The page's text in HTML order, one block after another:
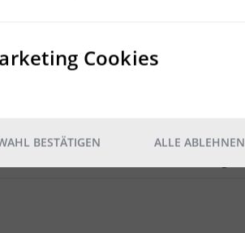
Cookies
BESTÄTIGEN ALLE ABLEHNEN